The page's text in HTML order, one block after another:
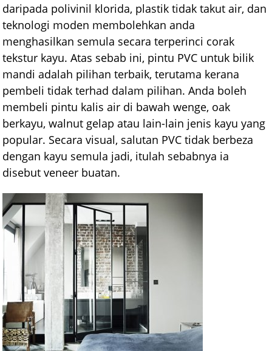
daripada polivinil klorida, plastik tidak takut air, dan
teknologi moden membolehkan anda
menghasilkan semula secara terperinci corak
tekstur kayu. Atas sebab ini, pintu PVC untuk bilik
mandi adalah pilihan terbaik, terutama kerana
pembeli tidak terhad dalam pilihan. Anda boleh
membeli pintu kalis air di bawah wenge, oak
berkayu, walnut gelap atau lain-lain jenis kayu yang
popular. Secara visual, salutan PVC tidak berbeza
dengan kayu semula jadi, itulah sebabnya ia
disebut veneer buatan.